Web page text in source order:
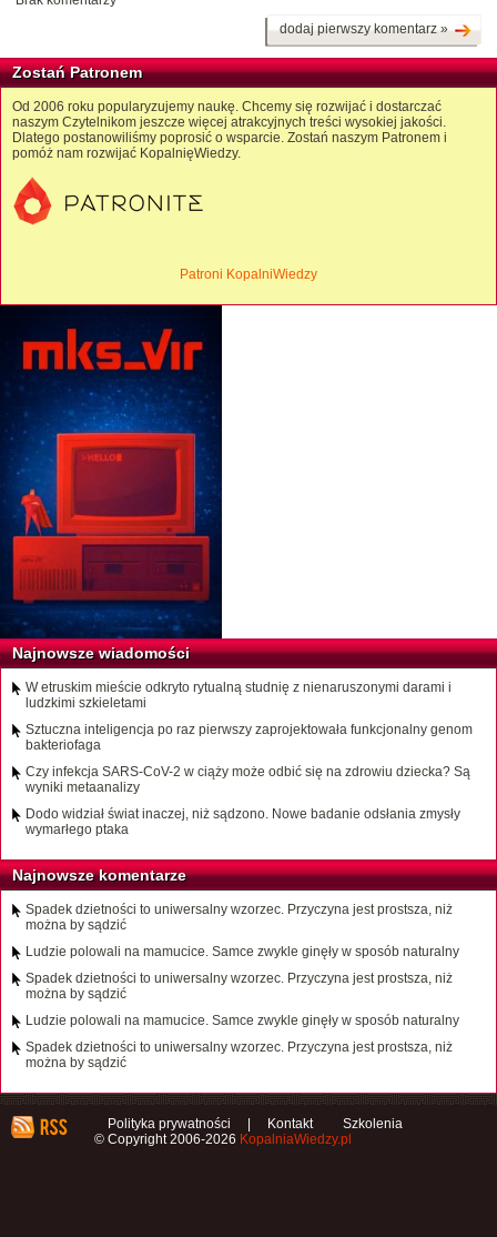
dodaj pierwszy komentarz »
Zostań Patronem
Od 2006 roku popularyzujemy naukę. Chcemy się rozwijać i dostarczać
naszym Czytelnikom jeszcze więcej atrakcyjnych treści wysokiej jakości.
Dlatego postanowiliśmy poprosić o wsparcie. Zostań naszym Patronem i
pomóż nam rozwijać KopalnięWiedzy.
Patroni KopalniWiedzy
Najnowsze wiadomości
W etruskim mieście odkryto rytualną studnię z nienaruszonymi darami i
ludzkimi szkieletami
Sztuczna inteligencja po raz pierwszy zaprojektowała funkcjonalny genom
bakteriofaga
Czy infekcja SARS-CoV-2 w ciąży może odbić się na zdrowiu dziecka? Są
wyniki metaanalizy
Dodo widział świat inaczej, niż sądzono. Nowe badanie odsłania zmysły
wymarłego ptaka
Najnowsze komentarze
Spadek dzietności to uniwersalny wzorzec. Przyczyna jest prostsza, niż
można by sądzić
Ludzie polowali na mamucice. Samce zwykle ginęły w sposób naturalny
Spadek dzietności to uniwersalny wzorzec. Przyczyna jest prostsza, niż
można by sądzić
Ludzie polowali na mamucice. Samce zwykle ginęły w sposób naturalny
Spadek dzietności to uniwersalny wzorzec. Przyczyna jest prostsza, niż
można by sądzić
Polityka prywatności Kontakt
Szkolenia
© Copyright 2006-2026 KopalniaWiedzy.pl